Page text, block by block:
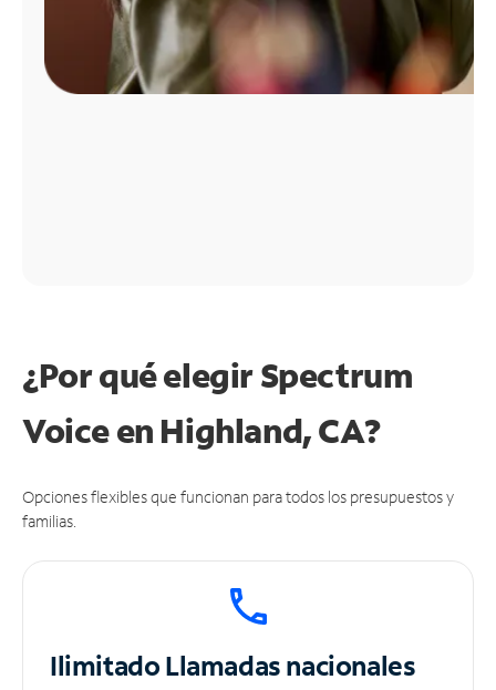
¿Por qué elegir Spectrum
Voice en Highland, CA?
Opciones flexibles que funcionan para todos los presupuestos y
familias.
IlimitadoLlamadas nacionales